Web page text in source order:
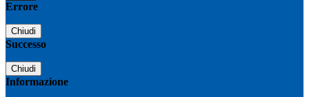
Errore
Chiudi
Successo
Chiudi
Informazione